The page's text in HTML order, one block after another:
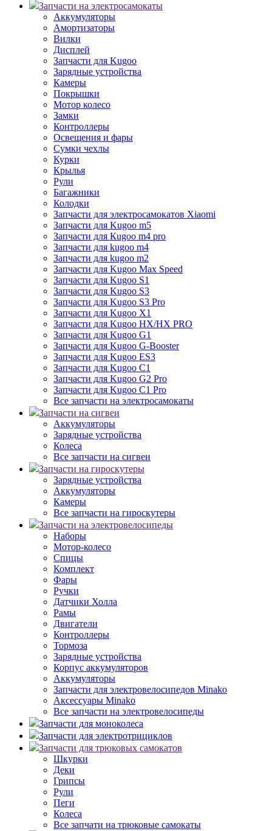
Запчасти на электросамокаты
Аккумуляторы
Амортизаторы
Вилки
Дисплей
Запчасти для Kugoo
Зарядные устройства
Камеры
Покрышки
Мотор колесо
Замки
Контроллеры
Освещения и фары
Сумки чехлы
Курки
Крылья
Рули
Багажники
Колодки
Запчасти для электросамокатов Xiaomi
Запчасти для Kugoo m5
Запчасти для Кugoo m4 pro
Запчасти для kugoo m4
Запчасти для kugoo m2
Запчасти для Kugoo Max Speed
Запчасти для Kugoo S1
Запчасти для Kugoo S3
Запчасти для Kugoo S3 Pro
Запчасти для Kugoo X1
Запчасти для Kugoo HX/HX PRO
Запчасти для Kugoo G1
Запчасти для Kugoo G-Booster
Запчасти для Kugoo ES3
Запчасти для Kugoo C1
Запчасти для Kugoo G2 Pro
Запчасти для Kugoo C1 Pro
Все запчасти на электросамокаты
Запчасти на сигвеи
Аккумуляторы
Зарядные устройства
Колеса
Все запчасти на сигвеи
Запчасти на гироскутеры
Зарядные устройства
Аккумуляторы
Камеры
Все запчасти на гироскутеры
Запчасти на электровелосипеды
Наборы
Мотор-колесо
Спицы
Комплект
Фары
Ручки
Датчики Холла
Рамы
Двигатели
Контроллеры
Тормоза
Зарядные устройства
Корпус аккумуляторов
Аккумуляторы
Запчасти для электровелосипедов Minako
Аксессуары Minako
Все запчасти на электровелосипеды
Запчасти для моноколеса
Запчасти для электротрициклов
Запчасти для трюковых самокатов
Шкурки
Деки
Грипсы
Рули
Пеги
Колеса
Все запчати на трюковые самокаты